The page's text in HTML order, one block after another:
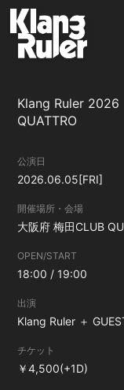
SCHEDULE
GOODS
MOVIE
PHOTO
Klang Ruler 2026
QUATTRO
公演日
2026.06.05[FRI]
開催場所・会場
大阪府梅田CLUB
OPEN/START
18:00 / 19:00
出演
Klang Ruler ＋
チケット
￥4,500(+1D)